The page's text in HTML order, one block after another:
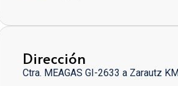
Dirección
Ctra. MEAGAS GI-2633 a Zarautz